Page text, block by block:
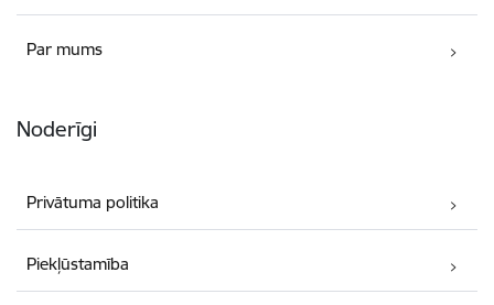
Par mums
Noderīgi
Privātuma politika
Piekļūstamība